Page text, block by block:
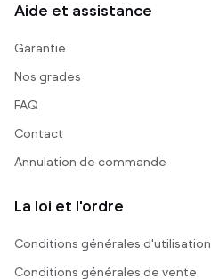
Aide et assistance
Garantie
Nos grades
FAQ
Contact
Annulation de commande
La loi et l'ordre
Conditions générales d'utilisation
Conditions générales de vente